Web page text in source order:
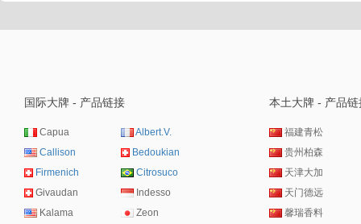
国际大牌 - 产品链接
Capua
Albert.V.
Callison
Bedoukian
Firmenich
Citrosuco
Givaudan
Indesso
Kalama
Zeon
本土大牌 - 产品链
福建青松
贵州柏森
天津大加
天门德远
馨瑞香料